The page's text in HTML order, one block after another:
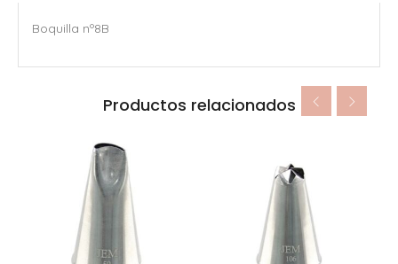
Boquilla nº8B
Productos relacionados